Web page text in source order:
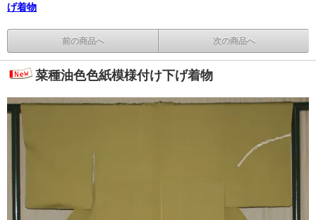
げ着物
前の商品へ 次の商品へ
菜種油色色紙模様付け下げ着物